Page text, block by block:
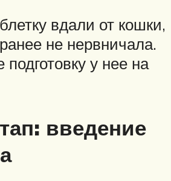
вдали от кошки,
не нервничала.
у нее на
введение